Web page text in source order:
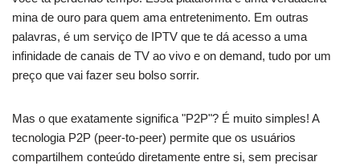
mina de ouro para quem ama entretenimento. Em outras
palavras, é um serviço de IPTV que te dá acesso a uma
infinidade de canais de TV ao vivo e on demand, tudo por um
preço que vai fazer seu bolso sorrir.
Mas o que exatamente significa "P2P"? É muito simples! A
tecnologia P2P (peer-to-peer) permite que os usuários
compartilhem conteúdo diretamente entre si, sem precisar